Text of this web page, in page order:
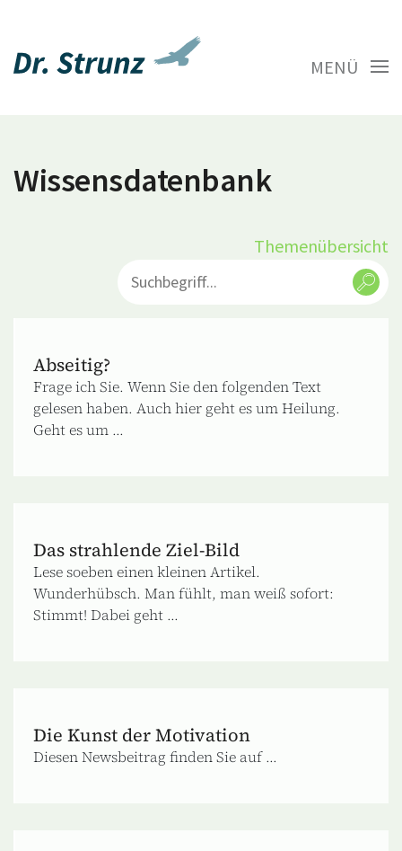
MENÜ
Wissensdatenbank
Themenübersicht
Abseitig?
Frage ich Sie. Wenn Sie den folgenden Text
gelesen haben. Auch hier geht es um Heilung.
Geht es um ...
Das strahlende Ziel-Bild
Lese soeben einen kleinen Artikel.
Wunderhübsch. Man fühlt, man weiß sofort:
Stimmt! Dabei geht ...
Die Kunst der Motivation
Diesen Newsbeitrag finden Sie auf ...